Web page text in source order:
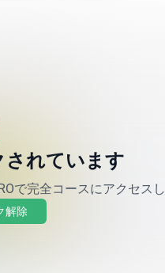
れています
で完全コースにアクセス
解除